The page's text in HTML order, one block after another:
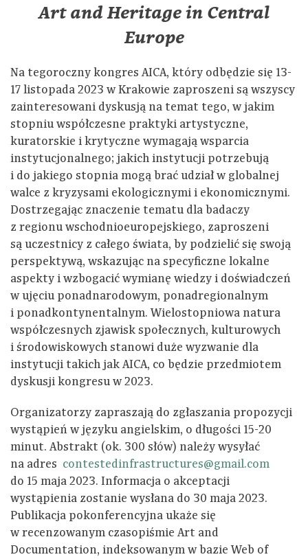
Art and Heritage in Central
Europe
Na tegoroczny kongres AICA, który odbędzie się 13-
17 listopada 2023 w Krakowie zaproszeni są wszyscy
zainteresowani dyskusją na temat tego, w jakim
stopniu współczesne praktyki artystyczne,
kuratorskie i krytyczne wymagają wsparcia
instytucjonalnego; jakich instytucji potrzebują
i do jakiego stopnia mogą brać udział w globalnej
walce z kryzysami ekologicznymi i ekonomicznymi.
Dostrzegając znaczenie tematu dla badaczy
z regionu wschodnioeuropejskiego, zaproszeni
są uczestnicy z całego świata, by podzielić się swoją
perspektywą, wskazując na specyficzne lokalne
aspekty i wzbogacić wymianę wiedzy i doświadczeń
w ujęciu ponadnarodowym, ponadregionalnym
i ponadkontynentalnym. Wielostopniowa natura
współczesnych zjawisk społecznych, kulturowych
i środowiskowych stanowi duże wyzwanie dla
instytucji takich jak AICA, co będzie przedmiotem
dyskusji kongresu w 2023.
Organizatorzy zapraszają do zgłaszania propozycji
wystąpień w języku angielskim, o długości 15-20
minut. Abstrakt (ok. 300 słów) należy wysyłać
na adres contestedinfrastructures@gmail.com
do 15 maja 2023. Informacja o akceptacji
wystąpienia zostanie wysłana do 30 maja 2023.
Publikacja pokonferencyjna ukaże się
w recenzowanym czasopiśmie Art and
Documentation, indeksowanym w bazie Web of